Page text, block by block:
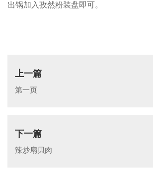
出锅加入孜然粉装盘即可。
上一篇
第一页
下一篇
辣炒扇贝肉